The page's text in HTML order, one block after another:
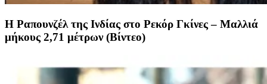
Η Ραπουνζέλ της Ινδίας στο Ρεκόρ Γκίνες – Μαλλιά
μήκους 2,71 μέτρων (Βίντεο)